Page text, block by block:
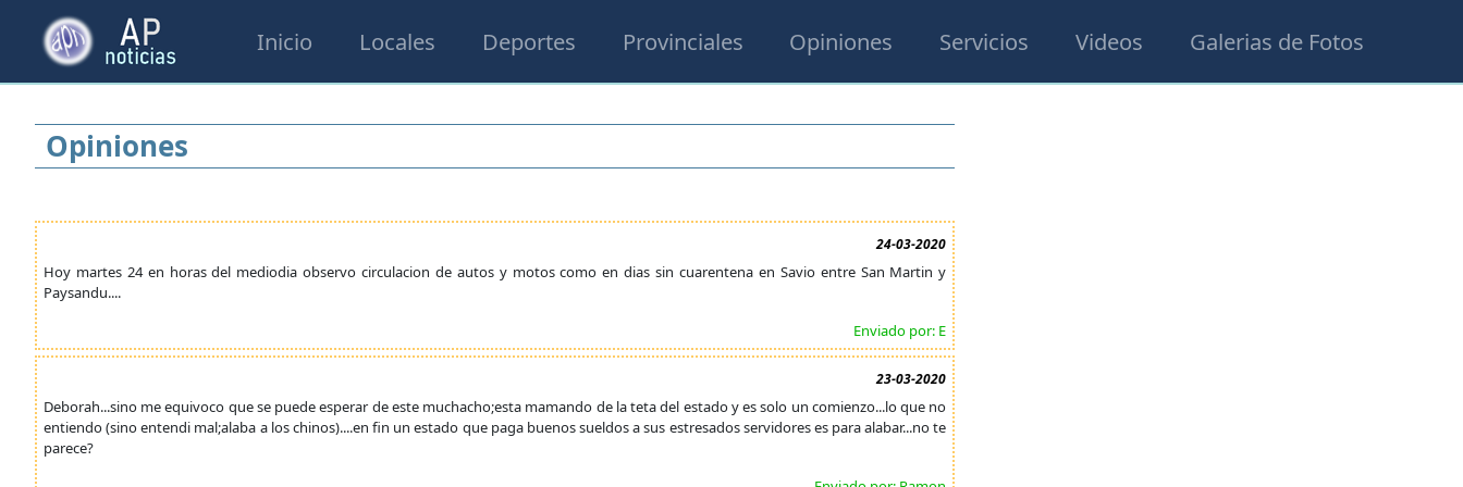
Inicio Locales Deportes Provinciales Opiniones Servicios Videos Galerias de Fotos
Opiniones
24-03-2020
Hoy martes 24 en horas del mediodia observo circulacion de autos y motos como en dias sin cuarentena en Savio entre San Martin y
Paysandu....
Enviado por: E
23-03-2020
Deborah...sino me equivoco que se puede esperar de este muchacho;esta mamando de la teta del estado y es solo un comienzo...lo que no
entiendo (sino entendi mal;alaba a los chinos)....en fin un estado que paga buenos sueldos a sus estresados servidores es para alabar...no te
parece?